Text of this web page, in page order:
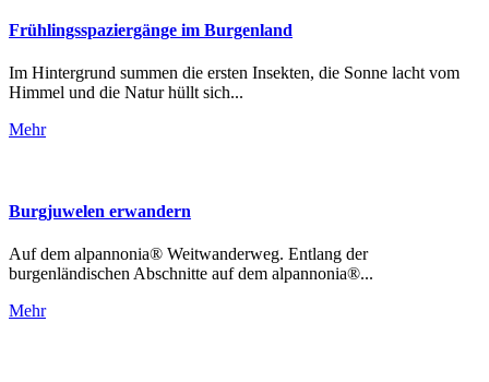
Frühlingsspaziergänge im Burgenland
Im Hintergrund summen die ersten Insekten, die Sonne lacht vom
Himmel und die Natur hüllt sich...
Mehr
Burgjuwelen erwandern
Auf dem alpannonia® Weitwanderweg. Entlang der
burgenländischen Abschnitte auf dem alpannonia®...
Mehr